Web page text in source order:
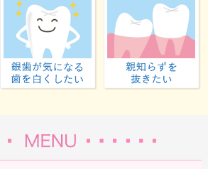
入れ歯が壊れた・合わない虫歯が気になる・歯